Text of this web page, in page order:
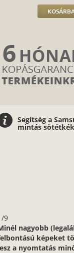
Segítség a
mintás
Nagyon
kontúrokkal,
képeket